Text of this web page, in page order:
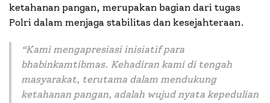
ketahanan pangan, merupakan bagian dari tugas
Polri dalam menjaga stabilitas dan kesejahteraan.
“Kami mengapresiasi inisiatif para
bhabinkamtibmas. Kehadiran kami di tengah
masyarakat, terutama dalam mendukung
ketahanan pangan, adalah wujud nyata kepedulian